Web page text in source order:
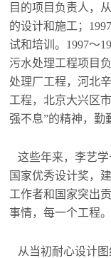
目的项目负责人，
的设计和施工；
试和培训。1997～
污水处理工程项目
处理厂工程，河北
工程，北京大兴区
强不息”的精神，勤
这些年来，李艺学
国家优秀设计奖，
工作者和国家突出
事情，每一个工程
从当初耐心设计图